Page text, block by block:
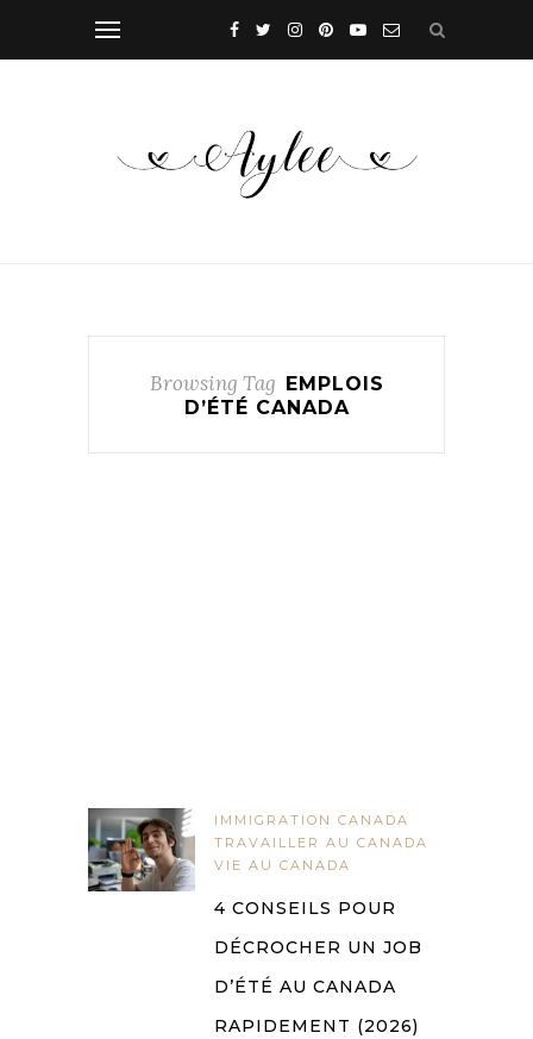
Browsing Tag
EMPLOIS
D’ÉTÉ CANADA
IMMIGRATION CANADA
TRAVAILLER AU CANADA
VIE AU CANADA
4 CONSEILS POUR
DÉCROCHER UN JOB
D’ÉTÉ AU CANADA
RAPIDEMENT (2026)